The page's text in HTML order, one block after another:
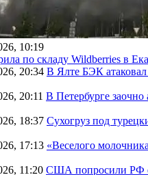
10:19
по складу Wildberries в
20:34 В Ялте БЭК
20:11 В Петербурге
18:37 Сухогруз под
17:13 «Веселого
11:20 США попросили РФ